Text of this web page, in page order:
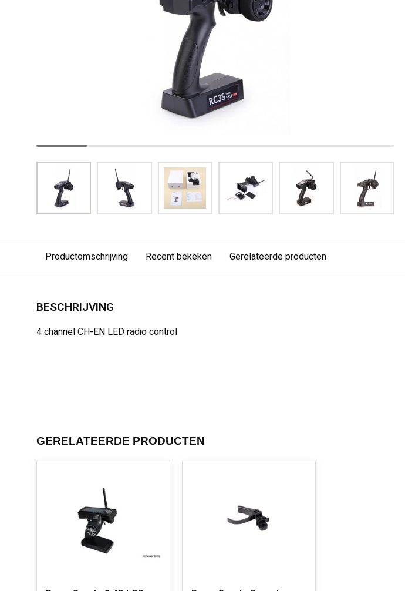
Productomschrijving Recent bekeken Gerelateerde producten
BESCHRIJVING
4 channel CH-EN LED radio control
GERELATEERDE PRODUCTEN